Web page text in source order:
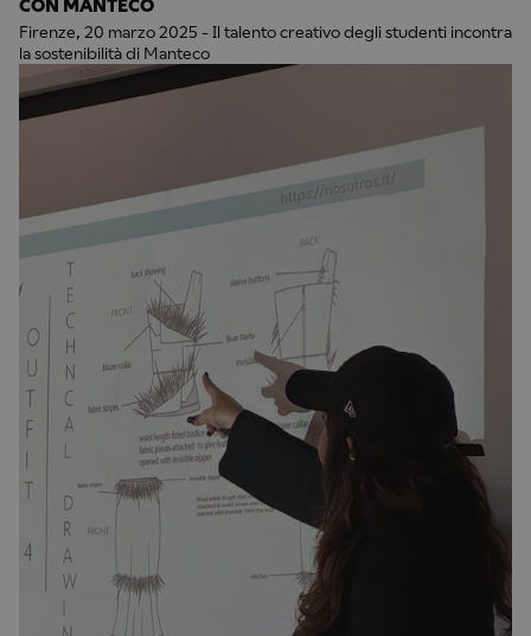
CON MANTECO
Firenze, 20 marzo 2025 - Il talento creativo degli studenti incontra
la sostenibilità di Manteco